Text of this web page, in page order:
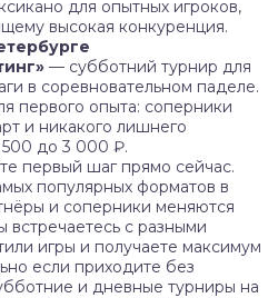
для опытных игроков,
высокая конкуренция.
— субботний турнир для
в соревновательном паделе.
первого опыта: соперники
и никакого лишнего
500 до 3 000 ₽.
первый шаг прямо сейчас.
популярных форматов в
и соперники меняются
с разными
игры и получаете максимум
если приходите без
и дневные турниры на